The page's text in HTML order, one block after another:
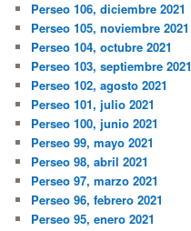
Perseo 106, diciembre 2021
Perseo 105, noviembre 2021
Perseo 104, octubre 2021
Perseo 103, septiembre 2021
Perseo 102, agosto 2021
Perseo 101, julio 2021
Perseo 100, junio 2021
Perseo 99, mayo 2021
Perseo 98, abril 2021
Perseo 97, marzo 2021
Perseo 96, febrero 2021
Perseo 95, enero 2021